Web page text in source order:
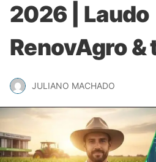
2026 | Laudo
RenovAgro &
JULIANO MACHADO